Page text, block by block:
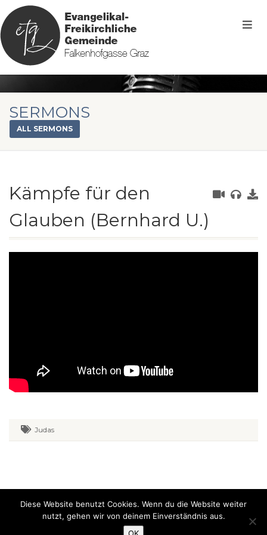
SERMONS
ALL SERMONS
Kämpfe für den
Glauben (Bernhard U.)
Judas
Evangelikal-freikirchliche Gemeinde Falkenhofgasse Graz. Alle Rechte
vorbehalten.
Datenschutz Impressum
Diese Website benutzt Cookies. Wenn du die Website weiter
nutzt, gehen wir von deinem Einverständnis aus.